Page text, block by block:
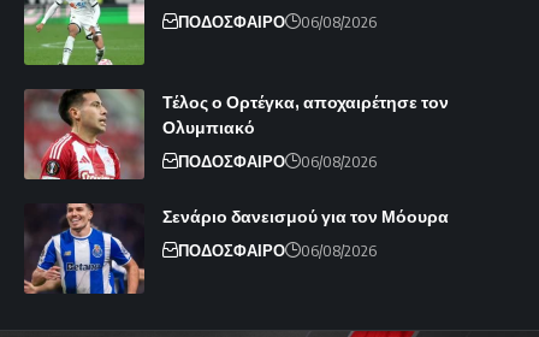
ΠΟΔΟΣΦΑΙΡΟ 06/08/2026
Τέλος ο Ορτέγκα, αποχαιρέτησε τον
Ολυμπιακό
ΠΟΔΟΣΦΑΙΡΟ 06/08/2026
Σενάριο δανεισμού για τον Μόουρα
ΠΟΔΟΣΦΑΙΡΟ 06/08/2026